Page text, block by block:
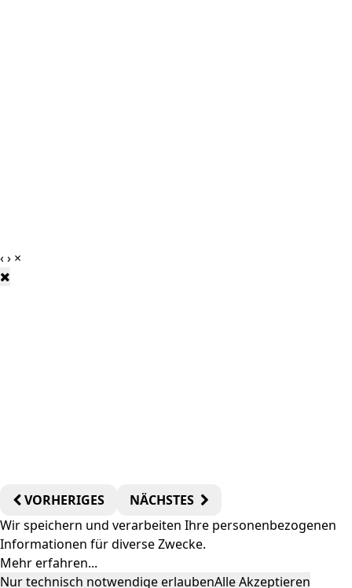
‹› ×
VORHERIGES
NÄCHSTES
Wir speichern und verarbeiten Ihre personenbezogenen
Informationen für diverse Zwecke.
Mehr erfahren...
Nur technisch notwendige erlaubenAlle Akzeptieren